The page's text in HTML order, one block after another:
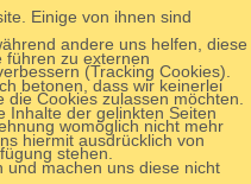
führen zu externen
betonen, dass wir keinerlei
Inhalte der gelinkten Seiten
hiermit ausdrücklich von
und machen uns diese nicht
Einige von ihnen sind
andere uns helfen, diese
(Tracking Cookies).
Cookies zulassen möchten.
womöglich nicht mehr
stehen.